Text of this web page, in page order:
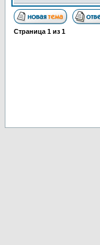
Страница 1 из 1